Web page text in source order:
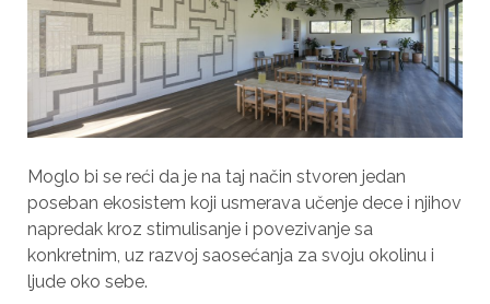
Moglo bi se reći da je na taj način stvoren jedan
poseban ekosistem koji usmerava učenje dece i njihov
napredak kroz stimulisanje i povezivanje sa
konkretnim, uz razvoj saosećanja za svoju okolinu i
ljude oko sebe.